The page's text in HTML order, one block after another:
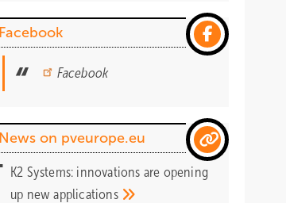
Facebook
Facebook
News on pveurope.eu
K2 Systems: innovations are opening
up newapplications